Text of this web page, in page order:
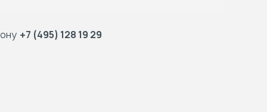
+7 (495) 128 19 29